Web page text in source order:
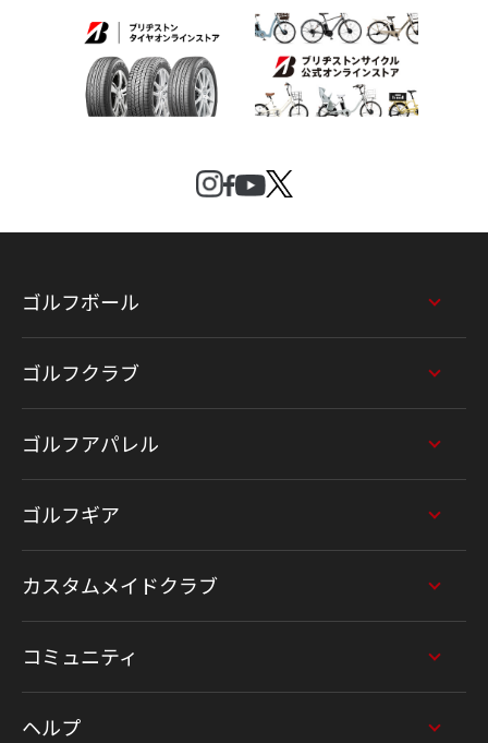
ゴルフボール
ゴルフクラブ
ゴルフアパレル
ゴルフギア
カスタムメイドクラブ
コミュニティ
ヘルプ